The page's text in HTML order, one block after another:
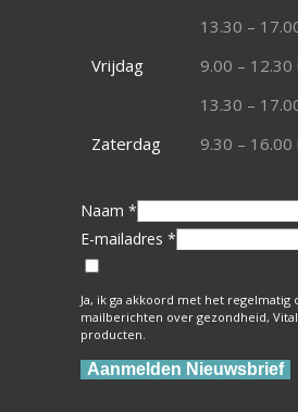
13.30 –
Vrijdag
9.00 – 12.30
13.30 –
Zaterdag
9.30 – 16.00
Naam *
E-mailadres *
Ja, ik ga akkoord met het regelmatig
mailberichten over gezondheid,
producten.
Aanmelden Nieuwsbrief